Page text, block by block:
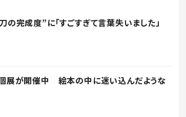
完成度”に「すごすぎて言葉失いました」
個展が開催中 絵本の中に迷い込んだような